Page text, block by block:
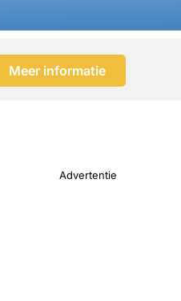
Meer informatie
Advertentie